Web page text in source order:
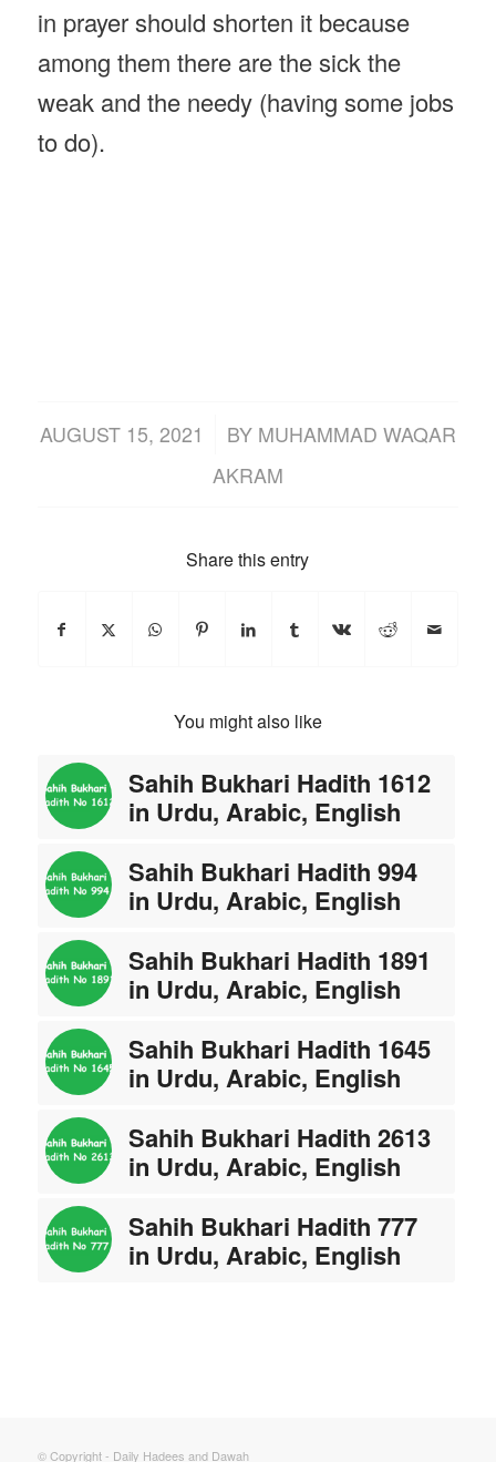
in prayer should shorten it because
among them there are the sick the
weak and the needy (having some jobs
to do).
AUGUST 15, 2021
/ BY MUHAMMAD WAQAR
AKRAM
Share this entry
You might also like
Sahih Bukhari Hadith 1612
in Urdu, Arabic, English
Sahih Bukhari Hadith 994
in Urdu, Arabic, English
Sahih Bukhari Hadith 1891
in Urdu, Arabic, English
Sahih Bukhari Hadith 1645
in Urdu, Arabic, English
Sahih Bukhari Hadith 2613
in Urdu, Arabic, English
Sahih Bukhari Hadith 777
in Urdu, Arabic, English
© Copyright - Daily Hadees and Dawah